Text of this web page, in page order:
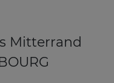
Mitterrand